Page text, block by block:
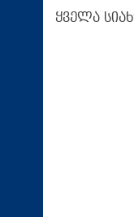
ყველა